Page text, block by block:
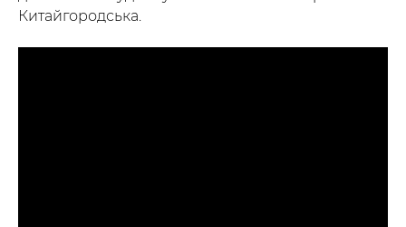
Китайгородська.